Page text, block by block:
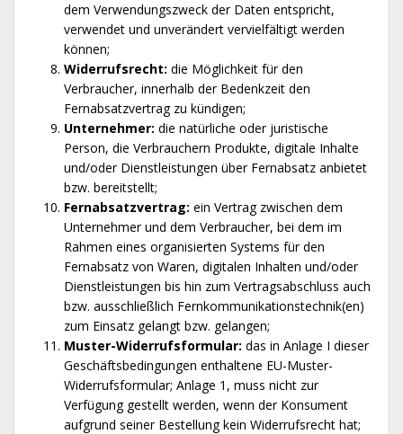
dem Verwendungszweck der Daten entspricht,
verwendet und unverändert vervielfältigt werden
können;
Widerrufsrecht: die Möglichkeit für den
Verbraucher, innerhalb der Bedenkzeit den
Fernabsatzvertrag zu kündigen;
Unternehmer: die natürliche oder juristische
Person, die Verbrauchern Produkte, digitale Inhalte
und/oder Dienstleistungen über Fernabsatz anbietet
bzw. bereitstellt;
Fernabsatzvertrag: ein Vertrag zwischen dem
Unternehmer und dem Verbraucher, bei dem im
Rahmen eines organisierten Systems für den
Fernabsatz von Waren, digitalen Inhalten und/oder
Dienstleistungen bis hin zum Vertragsabschluss auch
bzw. ausschließlich Fernkommunikationstechnik(en)
zum Einsatz gelangt bzw. gelangen;
Muster-Widerrufsformular: das in Anlage I dieser
Geschäftsbedingungen enthaltene EU-Muster-
Widerrufsformular; Anlage 1, muss nicht zur
Verfügung gestellt werden, wenn der Konsument
aufgrund seiner Bestellung kein Widerrufsrecht hat;